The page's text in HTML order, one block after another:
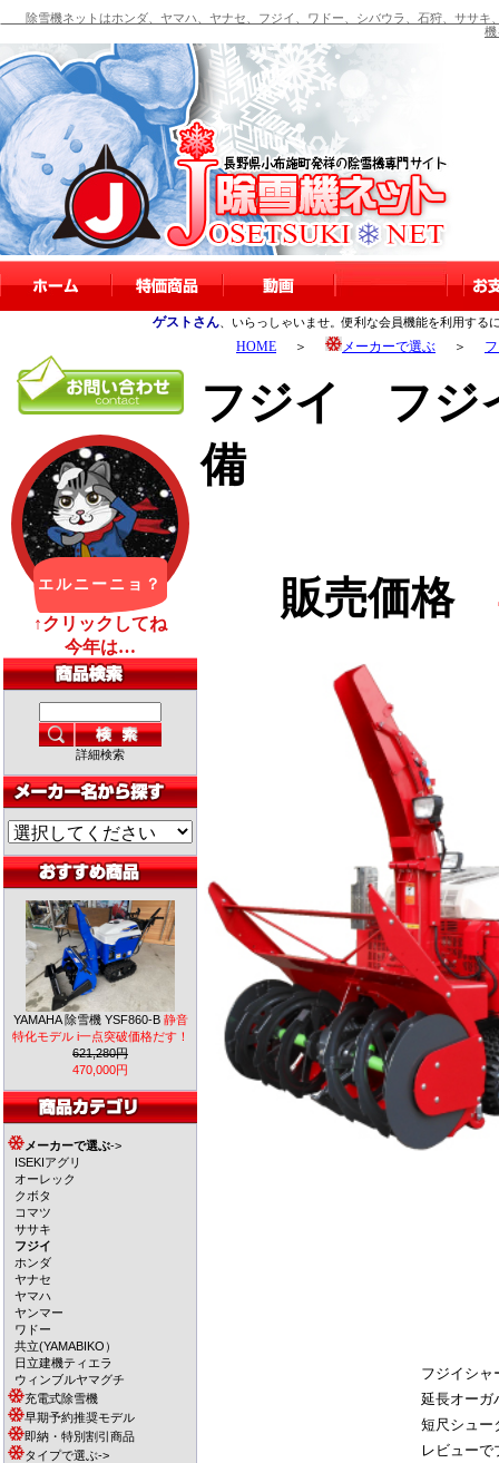
除雪機ネットはホンダ、ヤマハ、ヤナセ、フジイ、ワドー、シバウラ、石狩、ササキ
機
ゲストさん 、いらっしゃいませ。便利な会員機能を利用する
詳細検索
YAMAHA 除雪機 YSF860-B 静音
特化モデル i一点突破価格だす！
621,280円
470,000円
メーカーで選ぶ->
ISEKIアグリ
オーレック
クボタ
コマツ
ササキ
フジイ
ホンダ
ヤナセ
ヤマハ
ヤンマー
ワドー
共立(YAMABIKO）
日立建機ティエラ
ウィンブルヤマグチ
充電式除雪機
早期予約推奨モデル
即納・特別割引商品
タイプで選ぶ->
HOME ＞ メーカーで選ぶ ＞
フジイ フジ
備
販売価格
フジイシャ
延長オーガ
短尺シュー
レビューで